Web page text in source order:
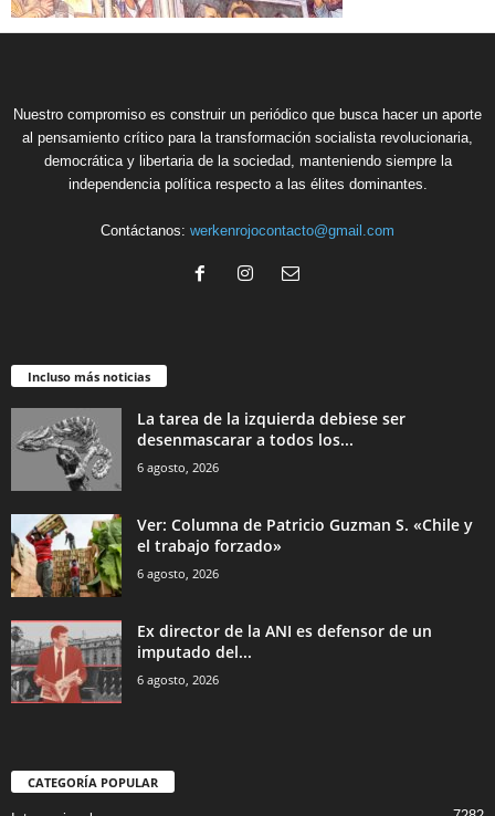
Nuestro compromiso es construir un periódico que busca hacer un aporte
al pensamiento crítico para la transformación socialista revolucionaria,
democrática y libertaria de la sociedad, manteniendo siempre la
independencia política respecto a las élites dominantes.
Contáctanos: werkenrojocontacto@gmail.com
Incluso más noticias
La tarea de la izquierda debiese ser
desenmascarar a todos los...
6 agosto, 2026
Ver: Columna de Patricio Guzman S. «Chile y
el trabajo forzado»
6 agosto, 2026
Ex director de la ANI es defensor de un
imputado del...
6 agosto, 2026
CATEGORÍA POPULAR